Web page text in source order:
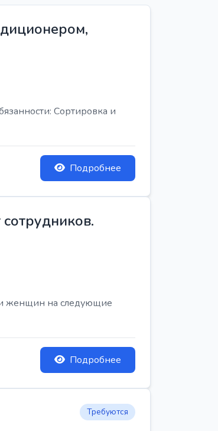
Сортировка и
Подробнее
и женщин на следующие
Подробнее
Требуются